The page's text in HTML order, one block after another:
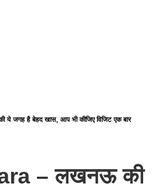
जगह है बेहद खास, आप भी कीजिए विजिट एक बार
– लखनऊ की